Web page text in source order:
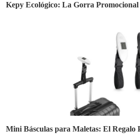
Kepy Ecológico: La Gorra
Mini Básculas para Maletas: El Regalo